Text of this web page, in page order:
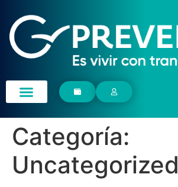
Categoría:
Uncategorized